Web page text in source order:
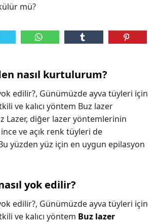
mü?
nasıl kurtulurum?
edilir?, Günümüzde ayva tüyleri için
ve kalıcı yöntem Buz lazer
Lazer, diğer lazer yöntemlerinin
ve açık renk tüyleri de
yüzden yüz için en uygun epilasyon
yok edilir?
edilir?, Günümüzde ayva tüyleri için
ve kalıcı yöntem Buz lazer